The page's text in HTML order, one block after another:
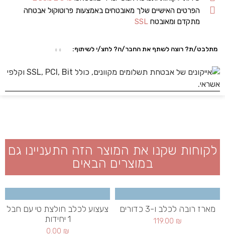
הפרטים האישיים שלך מאובטחים באמצעות פרוטוקול אבטחה
מתקדם ומאובטחSSL
מתלבט/ת? רוצה לשתף את החבר/ה? לחצ/י לשיתוף:
לקוחות שקנו את המוצר הזה התעניינו גם
במוצרים הבאים
מארז רובה לכלב ו-3 כדורים
119.00 ₪
צעצוע לכלב חולצת טי עם חבל
1 יחידות
0.00 ₪